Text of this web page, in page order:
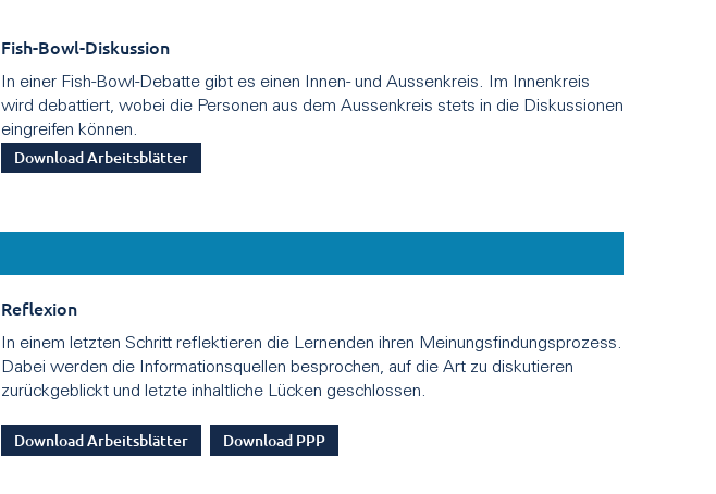
Fish-Bowl-Diskussion
In einer Fish-Bowl-Debatte gibt es einen Innen- und Aussenkreis. Im Innenkreis
wird debattiert, wobei die Personen aus dem Aussenkreis stets in die Diskussionen
eingreifen können.
Download Arbeitsblätter
Reflexion
In einem letzten Schritt reflektieren die Lernenden ihren Meinungsfindungsprozess.
Dabei werden die Informationsquellen besprochen, auf die Art zu diskutieren
zurückgeblickt und letzte inhaltliche Lücken geschlossen.
Download Arbeitsblätter Download PPP